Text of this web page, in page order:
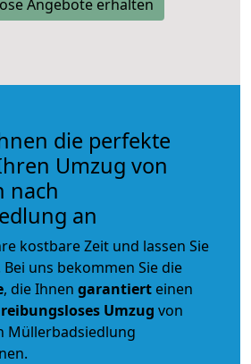
Angebote erhalten
die perfekte
Umzug von
nach
an
kostbare Zeit und lassen Sie
uns bekommen Sie die
, die Ihnen garantiert einen
reibungsloses Umzug von
Müllerbadsiedlung